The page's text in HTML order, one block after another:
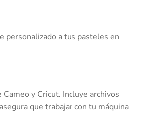
personalizado a tus pasteles en
y Cricut. Incluye archivos
que trabajar con tu máquina